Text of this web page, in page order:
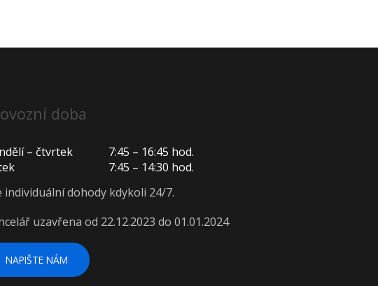
doba
– čtvrtek
7:45 – 16:45 hod.
7:45 – 14:30 hod.
individuální dohody kdykoli 24/7.
uzavřena od 22.12.2023 do 01.01.2024
NAPIŠTE NÁM